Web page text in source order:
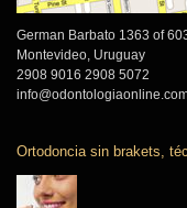
German Barbato 1363 of
Montevideo, Uruguay
2908 9016 2908 5072
Ortodoncia sin brakets,